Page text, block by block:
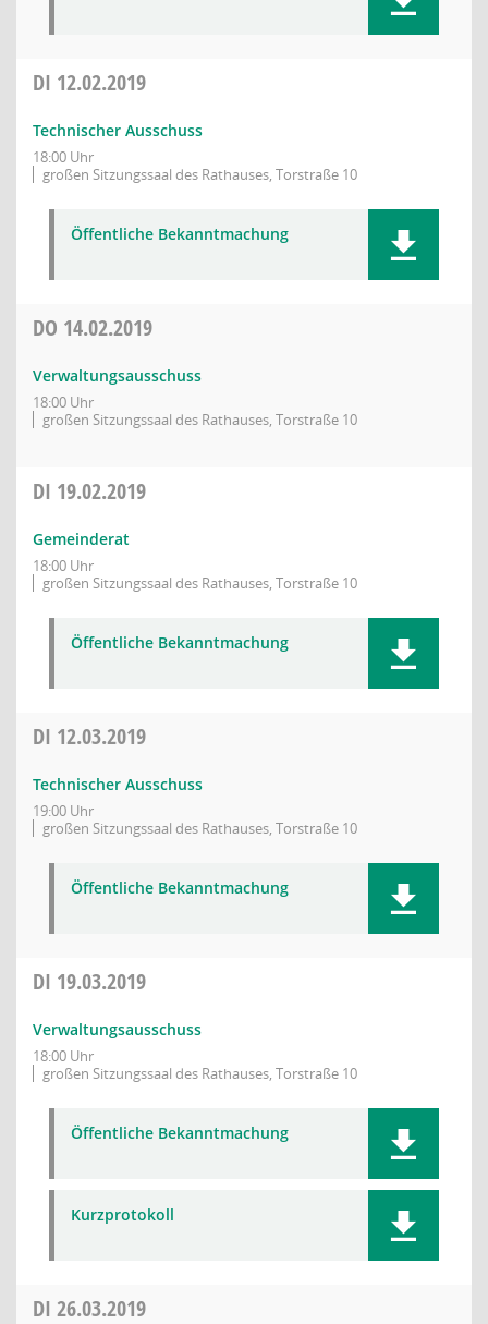
DI 12.02.2019
Technischer Ausschuss
18:00 Uhr
großen Sitzungssaal des Rathauses, Torstraße 10
Öffentliche Bekanntmachung
DO 14.02.2019
Verwaltungsausschuss
18:00 Uhr
großen Sitzungssaal des Rathauses, Torstraße 10
DI 19.02.2019
Gemeinderat
18:00 Uhr
großen Sitzungssaal des Rathauses, Torstraße 10
Öffentliche Bekanntmachung
DI 12.03.2019
Technischer Ausschuss
19:00 Uhr
großen Sitzungssaal des Rathauses, Torstraße 10
Öffentliche Bekanntmachung
DI 19.03.2019
Verwaltungsausschuss
18:00 Uhr
großen Sitzungssaal des Rathauses, Torstraße 10
Öffentliche Bekanntmachung
Kurzprotokoll
DI 26.03.2019